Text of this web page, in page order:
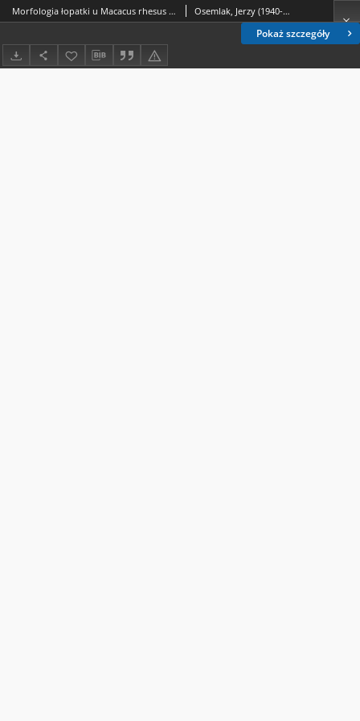
Pokaż szczegóły
Morfologia łopatki u Macacus rhesus i Macacus cynomolgus Osemlak, Jerzy (1940-2014).; Obel, Wiesław.